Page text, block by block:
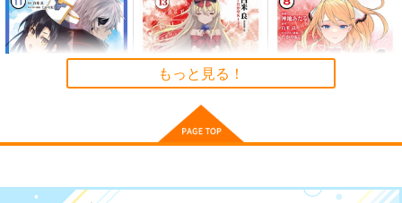
俺は星間国家の悪徳領
主! 12
オーバーラップ
美少女声優の由岐中さ
んが僕の教え子になっ
た 1
オーバーラップ
792円（税込）
サンプル
作品詳細
学園一の美少女がオタ
ク友だちになりたそう
にこちらを見ている 1
オーバーラップ
最強 11
最強 13
最強 零 8
もっと見る！